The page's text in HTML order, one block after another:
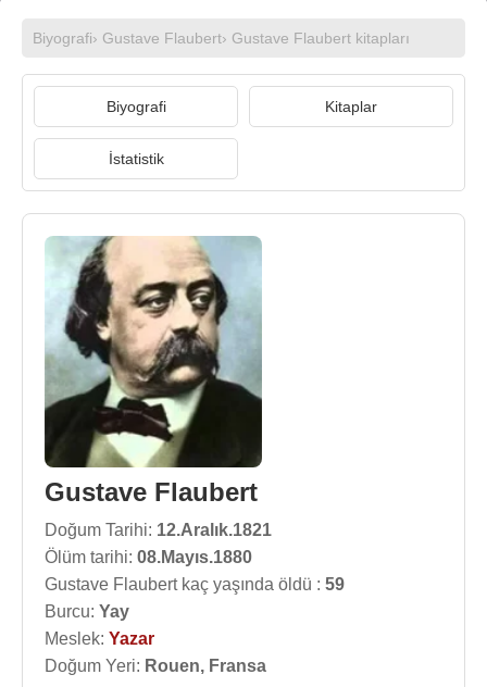
Biyografi› Gustave Flaubert› Gustave Flaubert kitapları
Biyografi Kitaplar
İstatistik
Gustave Flaubert
Doğum Tarihi: 12.Aralık.1821
Ölüm tarihi: 08.Mayıs.1880
Gustave Flaubert kaç yaşında öldü : 59
Burcu: Yay
Meslek: Yazar
Doğum Yeri: Rouen, Fransa